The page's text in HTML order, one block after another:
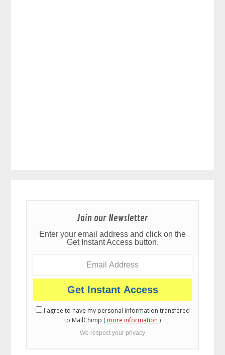
Join our Newsletter
Enter your email address and click on the
Get Instant Access button.
I agree to have my personal information transfered
to MailChimp ( more information )
We respect your privacy